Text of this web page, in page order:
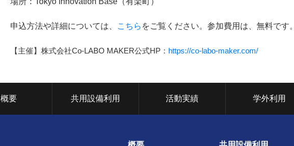
申込方法や詳細については、 こちら をご覧ください。参加費用は、無料です。
【主催】株式会社Co-LABO MAKER公式HP： https://co-labo-maker.com/
概要 共用設備利用 活動実績 学外利用